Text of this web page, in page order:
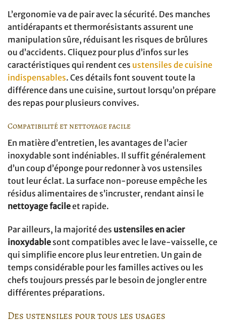
L’ergonomie va de pair avec la sécurité. Des manches
antidérapants et thermorésistants assurent une
manipulation sûre, réduisant les risques de brûlures
ou d’accidents. Cliquez pour plus d’infos sur les
caractéristiques qui rendent ces ustensiles de cuisine
indispensables. Ces détails font souvent toute la
différence dans une cuisine, surtout lorsqu’on prépare
des repas pour plusieurs convives.
Compatibilité et nettoyage facile
En matière d’entretien, les avantages de l’acier
inoxydable sont indéniables. Il suffit généralement
d’un coup d’éponge pour redonner à vos ustensiles
tout leur éclat. La surface non-poreuse empêche les
résidus alimentaires de s’incruster, rendant ainsi le
nettoyage facileet rapide.
Par ailleurs, la majorité des ustensiles en acier
inoxydable sont compatibles avec le lave-vaisselle, ce
qui simplifie encore plus leur entretien. Un gain de
temps considérable pour les familles actives ou les
chefs toujours pressés par le besoin de jongler entre
différentes préparations.
Des ustensiles pour tous les usages